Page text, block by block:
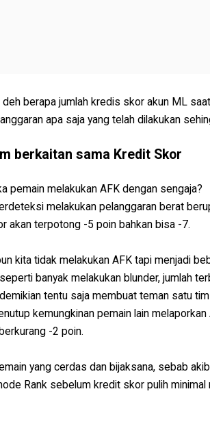
deh berapa jumlah kredis skor akun ML
apa saja yang telah dilakukan
berkaitan sama Kredit Skor
pemain melakukan AFK dengan sengaja?
melakukan pelanggaran berat
akan terpotong -5 poin bahkan bisa -7.
kita tidak melakukan AFK tapi menjadi
banyak melakukan blunder, jumlah
tentu saja membuat teman satu tim
kemungkinan pemain lain
-2 poin.
yang cerdas dan bijaksana, sebab
Rank sebelum kredit skor pulih minimal